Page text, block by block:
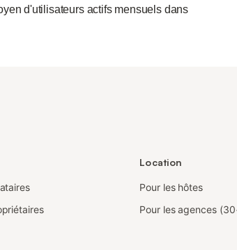
d'utilisateurs actifs mensuels dans
Location
Pour les hôtes
Pour les agences